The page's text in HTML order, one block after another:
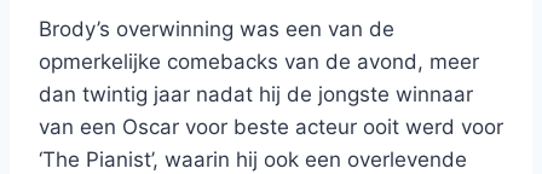
Brody’s overwinning was een van de
opmerkelijke comebacks van de avond, meer
dan twintig jaar nadat hij de jongste winnaar
van een Oscar voor beste acteur ooit werd voor
‘The Pianist’, waarin hij ook een overlevende